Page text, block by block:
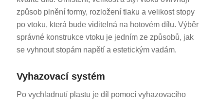
způsob plnění formy, rozložení tlaku a velikost stopy
po vtoku, která bude viditelná na hotovém dílu. Výběr
správné konstrukce vtoku je jedním ze způsobů, jak
se vyhnout stopám napětí a estetickým vadám.
Vyhazovací systém
Po vychladnutí plastu je díl pomocí vyhazovacího